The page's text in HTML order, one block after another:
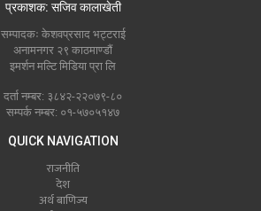
प्रकाशक: सजिव कालाखेती
सम्पादकः केशवप्रसाद भट्टराई
अनामनगर २९ काठमाण्डौं
इमर्शन मल्टि मिडिया प्रा लि
दर्ता नम्बर: ३८४२-२२०७९-८०
सम्पर्क नम्बर: ०१-५७०५१४७
QUICK NAVIGATION
राजनीति
देश
अर्थ बाणिज्य